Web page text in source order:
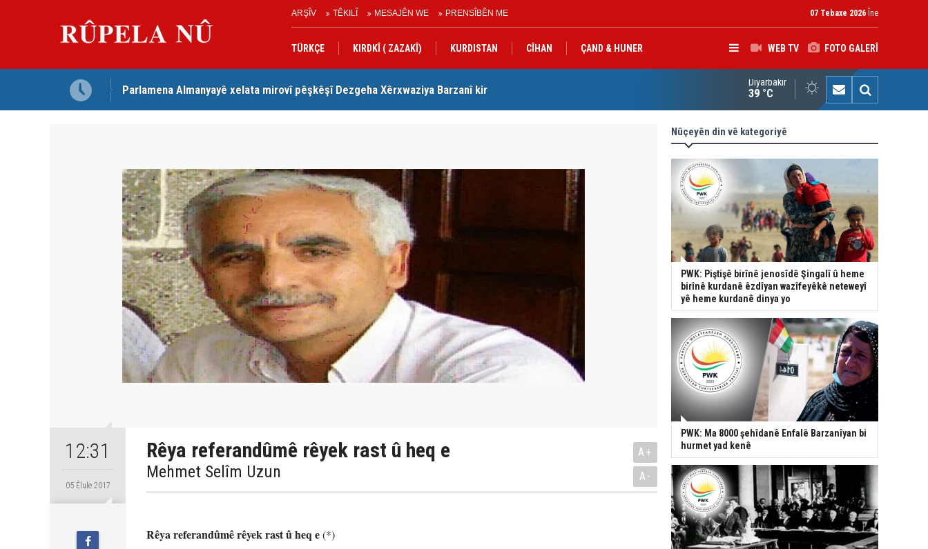
ARŞÎV TÊKILÎ MESAJÊN WE PRENSÎBÊN ME 07 Tebaxe 2026 Îne
WEB TV FOTO GALERÎ
TÜRKÇE KIRDKÎ ( ZAZAKÎ) KURDISTAN CÎHAN ÇAND & HUNER
HEVPEYVÎN SPOR JIN NIVÎSKAR
Parlamena Almanyayê xelata mirovî pêşkêşî Dezgeha Xêrxwaziya Barzanî kir
Dezga Giştî ya Deverên di Derveyê Kurdistanê de gotinên parêzgere Kerkûkê Muhammed Saman
red kir
Nêçîrvan Barzanî: Divê çek tenê di destê dewletê de bin
Diyarbakır
39 °C
12:31
05 Êlule 2017
Rêya referandûmê rêyek rast û heq e
Mehmet Selîm Uzun
A+
A-
Rêya referandûmê rêyek rast û heq e(*)
Nûçeyên din vê kategoriyê
PWK: Piştişê birînê jenosîdê Şingalî û heme
birînê kurdanê êzdîyan wazîfeyêkê neteweyî
yê heme kurdanê dinya yo
PWK: Ma 8000 şehîdanê Enfalê Barzanîyan bi
hurmet yad kenê